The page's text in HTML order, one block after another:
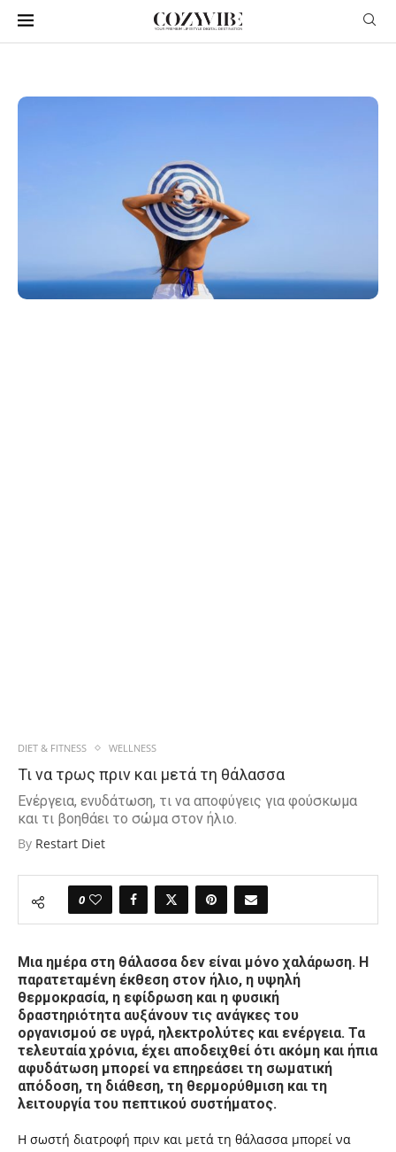
DIET & FITNESS WELLNESS
Τι να τρως πριν και μετά τη θάλασσα
Ενέργεια, ενυδάτωση, τι να αποφύγεις για φούσκωμα
και τι βοηθάει το σώμα στον ήλιο.
By Restart Diet
0
Μια ημέρα στη θάλασσα δεν είναι μόνο χαλάρωση. Η
παρατεταμένη έκθεση στον ήλιο, η υψηλή
θερμοκρασία, η εφίδρωση και η φυσική
δραστηριότητα αυξάνουν τις ανάγκες του
οργανισμού σε υγρά, ηλεκτρολύτες και ενέργεια. Τα
τελευταία χρόνια, έχει αποδειχθεί ότι ακόμη και ήπια
αφυδάτωση μπορεί να επηρεάσει τη σωματική
απόδοση, τη διάθεση, τη θερμορύθμιση και τη
λειτουργία του πεπτικού συστήματος.
Η σωστή διατροφή πριν και μετά τη θάλασσα μπορεί να